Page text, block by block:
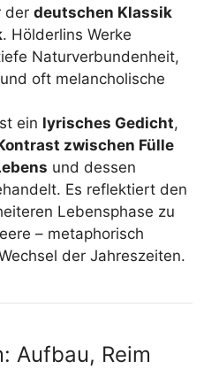
der deutschen Klassik
. Hölderlins Werke
Naturverbundenheit,
oft melancholische
ein lyrisches Gedicht,
zwischen Fülle
und dessen
Es reflektiert den
Lebensphase zu
– metaphorisch
der Jahreszeiten.
Aufbau, Reim